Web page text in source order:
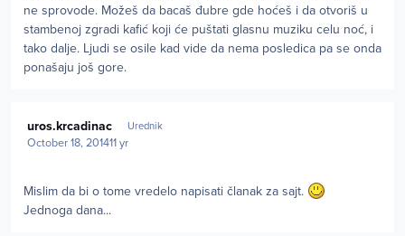
ne sprovode. Možeš da bacaš đubre gde hoćeš i da otvoriš u
stambenoj zgradi kafić koji će puštati glasnu muziku celu noć, i
tako dalje. Ljudi se osile kad vide da nema posledica pa se onda
ponašaju još gore.
uros.krcadinac Urednik
October 18, 201411 yr
Mislim da bi o tome vredelo napisati članak za sajt.
Jednoga dana...